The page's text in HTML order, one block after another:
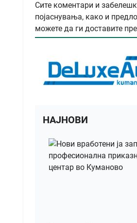
Сите коментари и
појаснувања, како и
можете да ги доставите
НАЈНОВИ